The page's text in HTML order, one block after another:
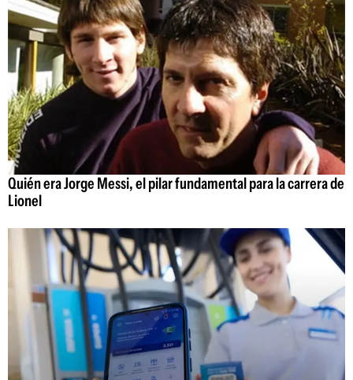
Quién era Jorge Messi, el pilar fundamental para la carrera de
Lionel